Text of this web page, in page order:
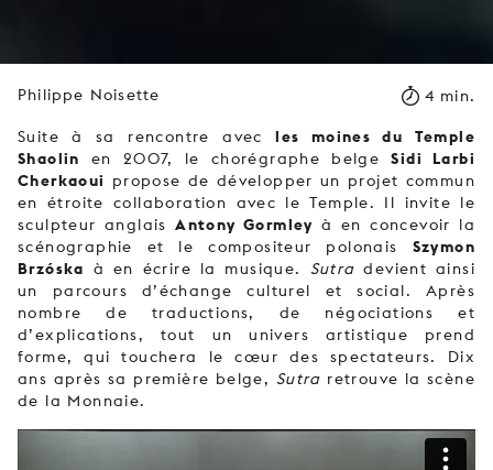
Philippe Noisette 4 min.
Suite à sa rencontre avecles moines du Temple
Shaolin
en 2007, le chorégraphe belgeSidi Larbi
Cherkaoui
propose de développer un projet commun
en étroite collaboration avec le Temple. Il invite le
sculpteur anglaisAntony Gormley à en concevoir la
scénographie et le compositeur polonais Szymon
Brzóska
à en écrire la musique. Sutra devient ainsi
un parcours d’échange culturel et social. Après
nombre de traductions, de négociations et
d’explications, tout un univers artistique prend
forme, qui touchera le cœur des spectateurs. Dix
ans après sa première belge, Sutra retrouve la scène
de la Monnaie.